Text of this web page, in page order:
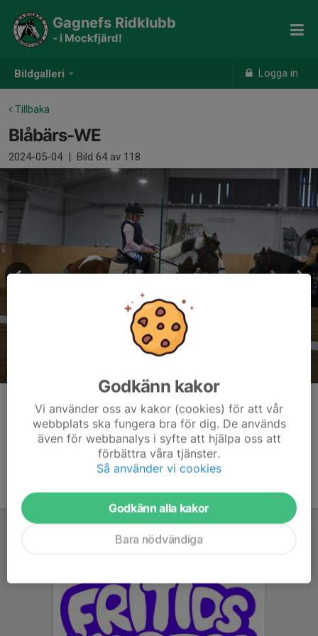
Bildgalleri Logga in
Gagnefs Ridklubb
- i Mockfjärd!
Tillbaka
Blåbärs-WE
2024-05-04 | Bild 64av 118
Kommentarer
Godkänn kakor
Vi använder oss av kakor (cookies) för att vår
webbplats ska fungera bra för dig. De används
även för webbanalys i syfte att hjälpa oss att
förbättra våra tjänster.
Så använder vi cookies
Godkänn alla kakor
Bara nödvändiga